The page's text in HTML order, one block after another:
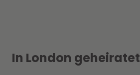
In London geheiratet